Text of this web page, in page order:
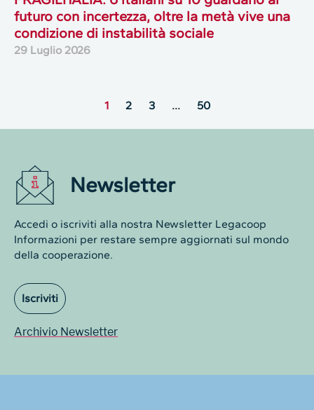
futuro con incertezza, oltre la metà vive una
condizione di instabilità sociale
29 Luglio 2026
1 2 3 … 50
Newsletter
Accedi o iscriviti alla nostra Newsletter Legacoop
Informazioni per restare sempre aggiornati sul mondo
della cooperazione.
Iscriviti
Archivio Newsletter